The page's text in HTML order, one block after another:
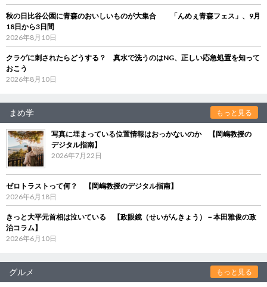
秋の日比谷公園に青森のおいしいものが大集合 「んめぇ青森フェス」、9月
18日から3日間
2026年8月10日
クラゲに刺されたらどうする？ 真水で洗うのはNG、正しい応急処置を知って
おこう
2026年8月10日
まめ学 もっと見る
写真に埋まっている位置情報はおっかないのか 【岡嶋教授の
デジタル指南】
2026年7月22日
ゼロトラストって何？ 【岡嶋教授のデジタル指南】
2026年6月18日
きっと大平元首相は泣いている 【政眼鏡（せいがんきょう）－本田雅俊の政
治コラム】
2026年6月10日
グルメ もっと見る